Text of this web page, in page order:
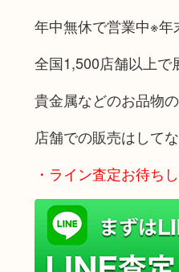
年中無休で営業中※年
全国1,500店舗以上で
貴金属などのお品物
店舗での販売はして
・ライン査定お待ち